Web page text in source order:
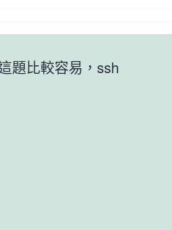
題比較容易，ssh